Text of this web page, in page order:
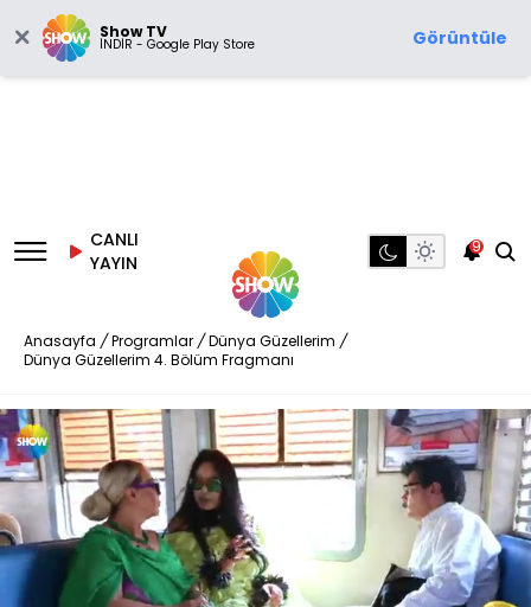
Show TV
İNDİR - Google Play Store Görüntüle
CANLI
YAYIN
9
Anasayfa / Programlar / Dünya Güzellerim /
Dünya Güzellerim 4. Bölüm Fragmanı